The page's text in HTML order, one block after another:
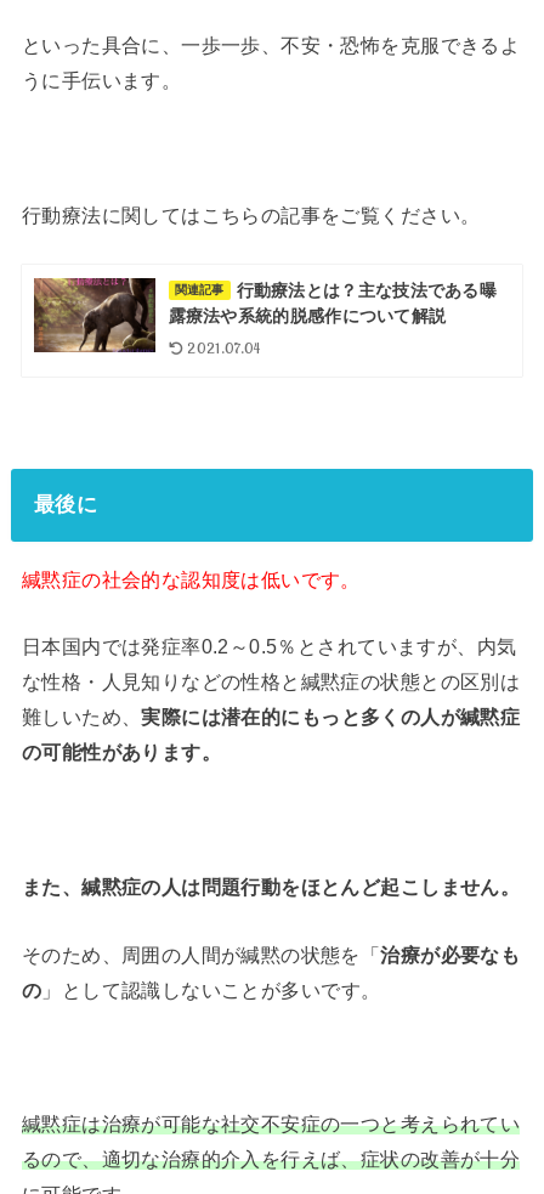
といった具合に、一歩一歩、不安・恐怖を克服できるよ
うに手伝います。
行動療法に関してはこちらの記事をご覧ください。
関連記事
行動療法とは？主な技法である曝
露療法や系統的脱感作について解説
2021.07.04
最後に
緘黙症の社会的な認知度は低いです。
日本国内では発症率0.2～0.5％とされていますが、内気
な性格・人見知りなどの性格と緘黙症の状態との区別は
難しいため、実際には潜在的にもっと多くの人が緘黙症
の可能性があります。
また、緘黙症の人は問題行動をほとんど起こしません。
そのため、周囲の人間が緘黙の状態を「治療が必要なも
の 」として認識しないことが多いです。
緘黙症は治療が可能な社交不安症の一つと考えられてい
るので、適切な治療的介入を行えば、症状の改善が十分